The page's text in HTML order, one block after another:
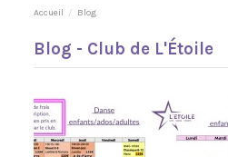
Accueil Blog
Blog - Club de L'Étoile